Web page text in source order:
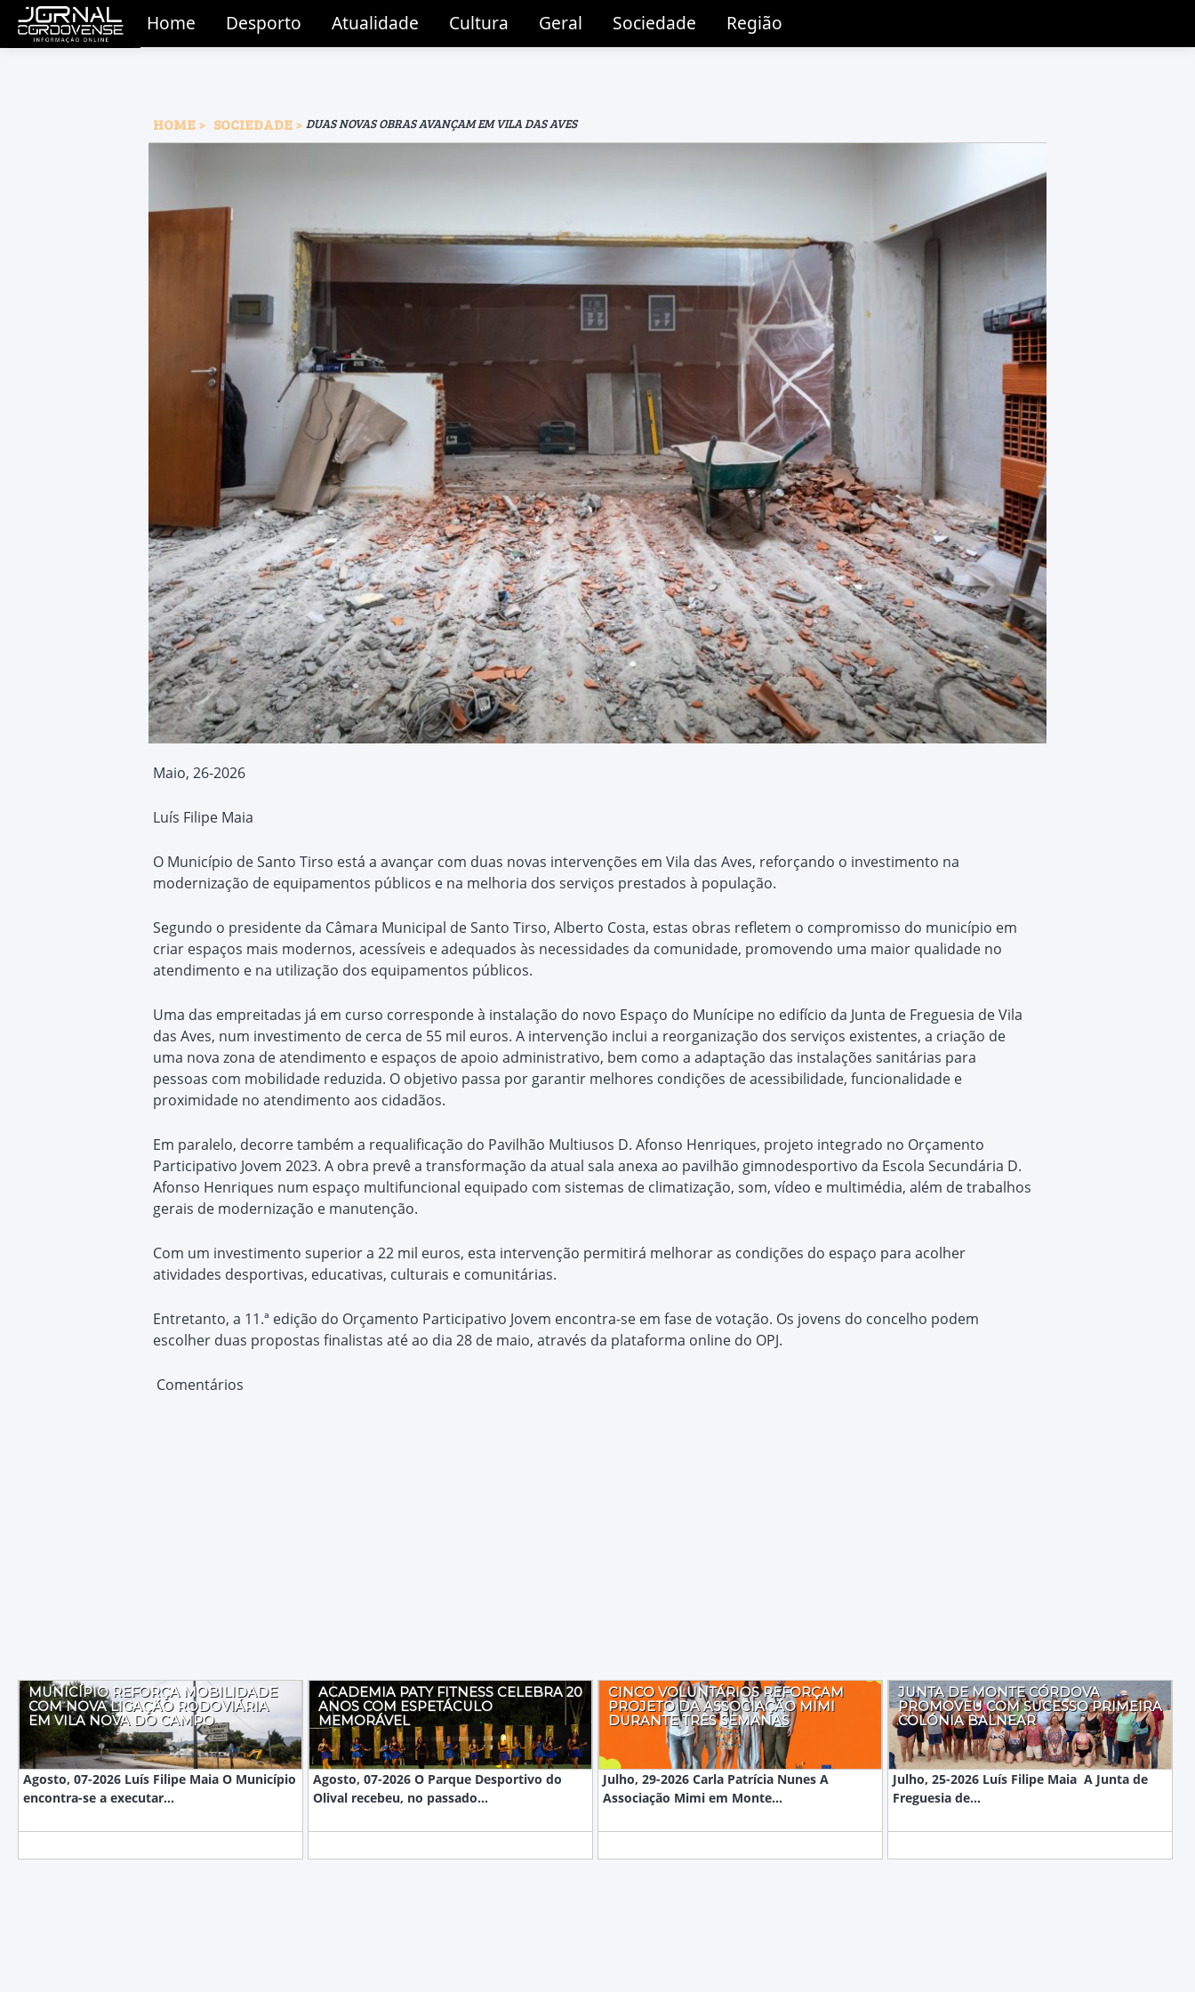
Home Desporto Atualidade Cultura Geral Sociedade Região
HOME SOCIEDADE DUAS NOVAS OBRAS AVANÇAM EM VILA DAS AVES
Maio, 26-2026
Luís Filipe Maia
O Município de Santo Tirso está a avançar com duas novas intervenções em Vila das Aves, reforçando o investimento na
modernização de equipamentos públicos e na melhoria dos serviços prestados à população.
Segundo o presidente da Câmara Municipal de Santo Tirso, Alberto Costa, estas obras refletem o compromisso do município em
criar espaços mais modernos, acessíveis e adequados às necessidades da comunidade, promovendo uma maior qualidade no
atendimento e na utilização dos equipamentos públicos.
Uma das empreitadas já em curso corresponde à instalação do novo Espaço do Munícipe no edifício da Junta de Freguesia de Vila
das Aves, num investimento de cerca de 55 mil euros. A intervenção inclui a reorganização dos serviços existentes, a criação de
uma nova zona de atendimento e espaços de apoio administrativo, bem como a adaptação das instalações sanitárias para
pessoas com mobilidade reduzida. O objetivo passa por garantir melhores condições de acessibilidade, funcionalidade e
proximidade no atendimento aos cidadãos.
Em paralelo, decorre também a requalificação do Pavilhão Multiusos D. Afonso Henriques, projeto integrado no Orçamento
Participativo Jovem 2023. A obra prevê a transformação da atual sala anexa ao pavilhão gimnodesportivo da Escola Secundária D.
Afonso Henriques num espaço multifuncional equipado com sistemas de climatização, som, vídeo e multimédia, além de trabalhos
gerais de modernização e manutenção.
Com um investimento superior a 22 mil euros, esta intervenção permitirá melhorar as condições do espaço para acolher
atividades desportivas, educativas, culturais e comunitárias.
Entretanto, a 11.ª edição do Orçamento Participativo Jovem encontra-se em fase de votação. Os jovens do concelho podem
escolher duas propostas finalistas até ao dia 28 de maio, através da plataforma online do OPJ.
Comentários
MUNICÍPIO REFORÇA MOBILIDADE
COM NOVA LIGAÇÃO RODOVIÁRIA
EM VILA NOVA DO CAMPO
Agosto, 07-2026 Luís Filipe Maia O Município
encontra-se a executar...
ACADEMIA PATY FITNESS CELEBRA 20
ANOS COM ESPETÁCULO
MEMORÁVEL
Agosto, 07-2026 O Parque Desportivo do
Olival recebeu, no passado...
CINCO VOLUNTÁRIOS REFORÇAM
PROJETO DA ASSOCIAÇÃO MIMI
DURANTE TRÊS SEMANAS
Julho, 29-2026 Carla Patrícia Nunes A
Associação Mimi em Monte...
JUNTA DE MONTE CÓRDOVA
PROMOVEU COM SUCESSO PRIMEIRA
COLÓNIA BALNEAR
Julho, 25-2026 Luís Filipe Maia A Junta de
Freguesia de...